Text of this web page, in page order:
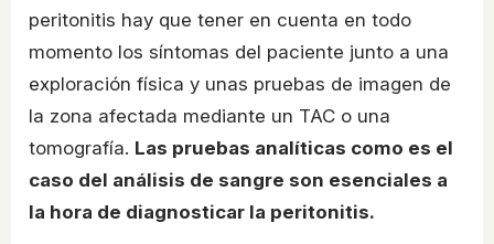
peritonitis hay que tener en cuenta en todo
momento los síntomas del paciente junto a una
exploración física y unas pruebas de imagen de
la zona afectada mediante un TAC o una
tomografía. Las pruebas analíticas como es el
caso del análisis de sangre son esenciales a
la hora de diagnosticar la peritonitis.